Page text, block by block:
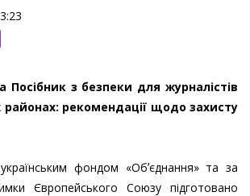
Посібник з безпеки для журналістів
рекомендації щодо захисту
фондом «Обʼєднання» та за
Європейського Союзу підготовано